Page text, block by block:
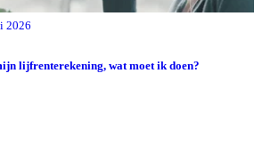
2026
lijfrenterekening, wat moet ik doen?